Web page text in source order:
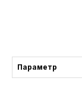
Параметр